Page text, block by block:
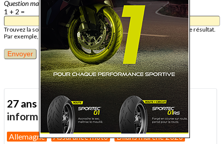
Question mathématique
1 + 2 =
Trouvez la solution de ce problème mathématique simple et saisissez le résultat.
Par exemple, pour 1 + 3, saisissez 4.
27 ans d'actualité moto :toutes nos
informations depuis 1999 !
Allemagne Assurance moto Bilans marché 2026